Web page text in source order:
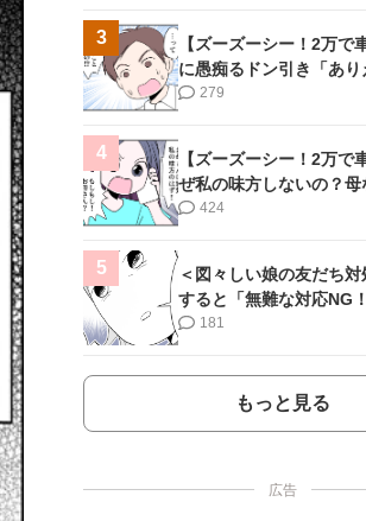
3
【ズーズーシー！2万で
に愚痴るドン引き「あ
第16話＞#4コマ母道場
279
4
【ズーズーシー！2万で
ぜ私の味方しないの？
第17話＞#4コマ母道場
424
5
＜図々しい娘の友だち
すると「無難な対応NG
文句は…【第2話まんが】
181
もっと見る
広告